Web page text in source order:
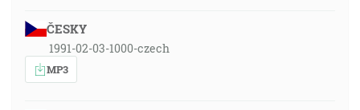
ČESKY
1991-02-03-1000-czech
MP3